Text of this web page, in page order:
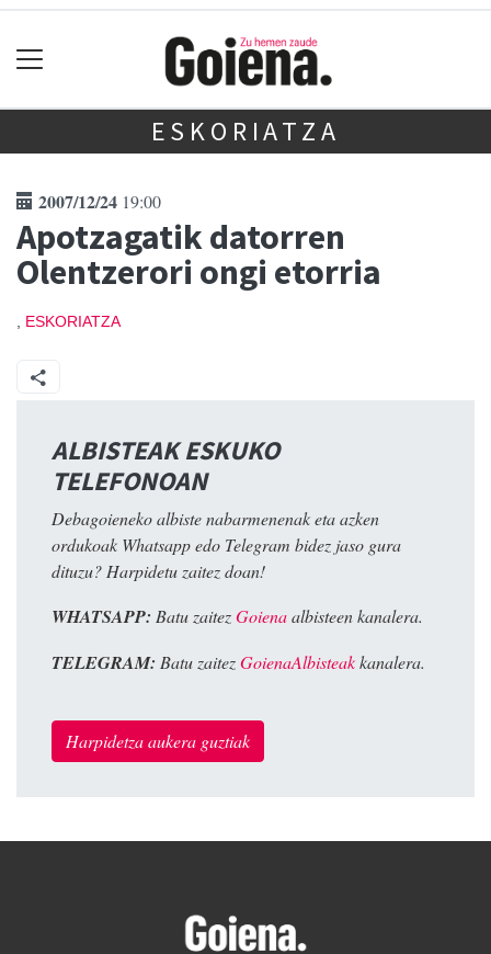
ESKORIATZA
2007/12/24 19:00
Apotzagatik datorren
Olentzerori ongi etorria
ESKORIATZA
ALBISTEAK ESKUKO
TELEFONOAN
Debagoieneko albiste nabarmenenak eta azken
ordukoak Whatsapp edo Telegram bidez jaso gura
dituzu? Harpidetu zaitez doan!
WHATSAPP: Batu zaitezGoienaalbisteen kanalera.
TELEGRAM: Batu zaitezGoienaAlbisteakkanalera.
Harpidetza aukera guztiak